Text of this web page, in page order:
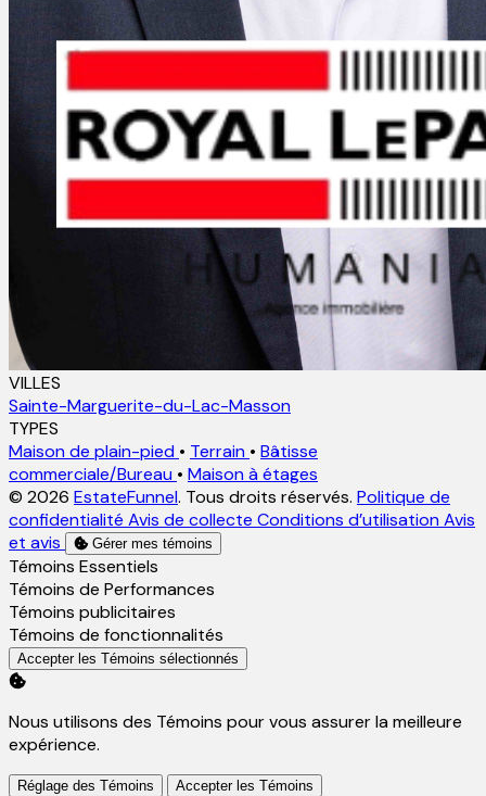
VILLES
Sainte-Marguerite-du-Lac-Masson
TYPES
Maison de plain-pied • Terrain • Bâtisse
commerciale/Bureau • Maison à étages
© 2026 EstateFunnel. Tous droits réservés. Politique de
confidentialité Avis de collecte Conditions d’utilisation Avis
et avis
Gérer mes témoins
Activer
Témoins Essentiels
Activer
Témoins de Performances
Activer
Témoins publicitaires
Activer
Témoins de fonctionnalités
Accepter les Témoins sélectionnés
Nous utilisons des Témoins pour vous assurer la meilleure
expérience.
Réglage des Témoins Accepter les Témoins